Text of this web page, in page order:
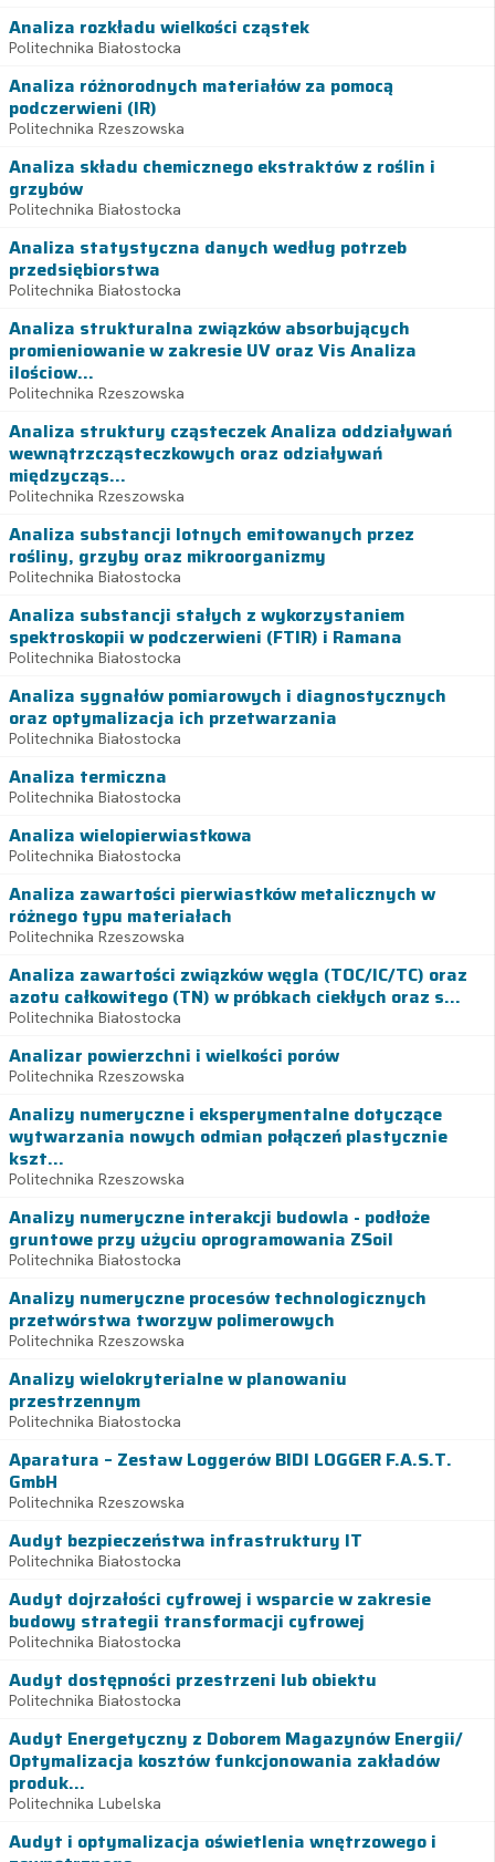
Analiza rozkładu wielkości cząstek
Politechnika Białostocka
Analiza różnorodnych materiałów za pomocą
podczerwieni (IR)
Politechnika Rzeszowska
Analiza składu chemicznego ekstraktów z roślin i
grzybów
Politechnika Białostocka
Analiza statystyczna danych według potrzeb
przedsiębiorstwa
Politechnika Białostocka
Analiza strukturalna związków absorbujących
promieniowanie w zakresie UV oraz Vis Analiza
ilościow...
Politechnika Rzeszowska
Analiza struktury cząsteczek Analiza oddziaływań
wewnątrzcząsteczkowych oraz odziaływań
międzycząs...
Politechnika Rzeszowska
Analiza substancji lotnych emitowanych przez
rośliny, grzyby oraz mikroorganizmy
Politechnika Białostocka
Analiza substancji stałych z wykorzystaniem
spektroskopii w podczerwieni (FTIR) i Ramana
Politechnika Białostocka
Analiza sygnałów pomiarowych i diagnostycznych
oraz optymalizacja ich przetwarzania
Politechnika Białostocka
Analiza termiczna
Politechnika Białostocka
Analiza wielopierwiastkowa
Politechnika Białostocka
Analiza zawartości pierwiastków metalicznych w
różnego typu materiałach
Politechnika Rzeszowska
Analiza zawartości związków węgla (TOC/IC/TC) oraz
azotu całkowitego (TN) w próbkach ciekłych oraz s...
Politechnika Białostocka
Analizar powierzchni i wielkości porów
Politechnika Rzeszowska
Analizy numeryczne i eksperymentalne dotyczące
wytwarzania nowych odmian połączeń plastycznie
kszt...
Politechnika Rzeszowska
Analizy numeryczne interakcji budowla - podłoże
gruntowe przy użyciu oprogramowania ZSoil
Politechnika Białostocka
Analizy numeryczne procesów technologicznych
przetwórstwa tworzyw polimerowych
Politechnika Rzeszowska
Analizy wielokryterialne w planowaniu
przestrzennym
Politechnika Białostocka
Aparatura – Zestaw Loggerów BIDI LOGGER F.A.S.T.
GmbH
Politechnika Rzeszowska
Audyt bezpieczeństwa infrastruktury IT
Politechnika Białostocka
Audyt dojrzałości cyfrowej i wsparcie w zakresie
budowy strategii transformacji cyfrowej
Politechnika Białostocka
Audyt dostępności przestrzeni lub obiektu
Politechnika Białostocka
Audyt Energetyczny z Doborem Magazynów Energii/
Optymalizacja kosztów funkcjonowania zakładów
produk...
Politechnika Lubelska
Audyt i optymalizacja oświetlenia wnętrzowego i